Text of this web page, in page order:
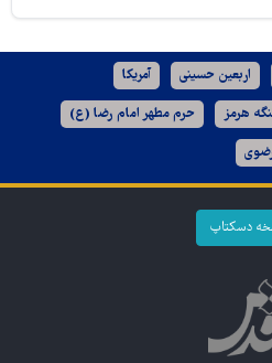
اربعین حسینی آمریکا
هرمز حرم مطهر امام رضا (ع)
دسکتاپ